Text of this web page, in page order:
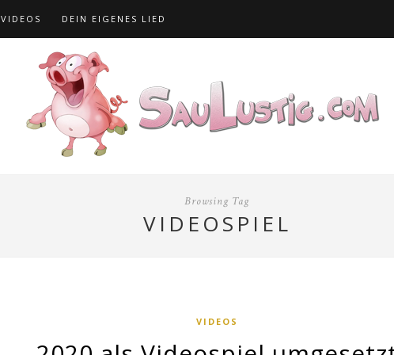
VIDEOS DEIN EIGENES LIED
Browsing Tag
VIDEOSPIEL
VIDEOS